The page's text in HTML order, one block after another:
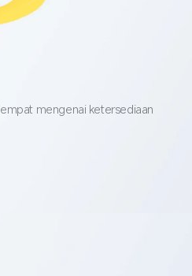
mengenai ketersediaan